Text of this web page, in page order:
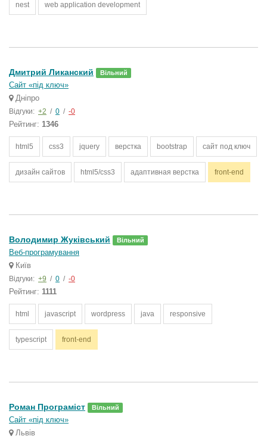
nest web application development
Дмитрий Ликанский Вільний
Сайт «під ключ»
Дніпро
Відгуки: +2 / 0 / -0
Рейтинг: 1346
html5 css3 jquery верстка bootstrap сайт под ключ
дизайн сайтов html5/css3 адаптивная верстка front-end
Володимир Жуківський Вільний
Веб-програмування
Київ
Відгуки: +9 / 0 / -0
Рейтинг: 1111
html javascript wordpress java responsive
typescript front-end
Роман Програміст Вільний
Сайт «під ключ»
Львів